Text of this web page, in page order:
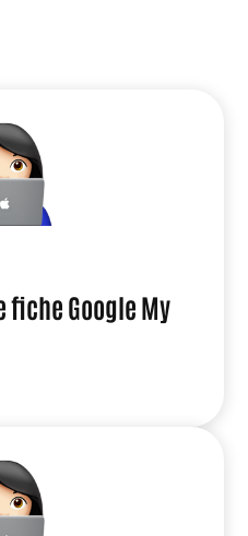
fiche Google My